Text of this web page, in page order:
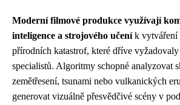
Moderní filmové produkce využívají
inteligence a strojového učeník vytváření
přírodních katastrof, které dříve vyžadovaly
specialistů. Algoritmy schopné analyzovat
zemětřesení, tsunami nebo vulkanických
generovat vizuálně přesvědčivé scény v